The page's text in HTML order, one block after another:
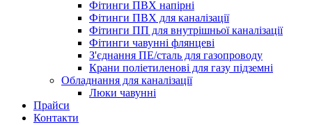
Фітинги ПВХ напірні
Фітинги ПВХ для каналізації
Фітинги ПП для внутрішньої каналізації
Фітинги чавунні флянцеві
З'єднання ПЕ/сталь для газопроводу
Крани поліетиленові для газу підземні
Обладнання для каналізації
Люки чавунні
Прайси
Контакти